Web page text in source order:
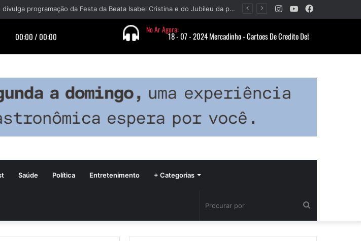
Paróquia Nossa Senhora da Piedade divulga programação da Festa da Beata Isabel Cristina e do Jubileu da padroeira YouTube
Instagram
Saúde Política Entretenimento + Categorias
por